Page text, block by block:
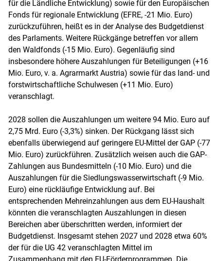
Skip to main content
für die Ländliche Entwicklung) sowie für den Europäischen
Fonds für regionale Entwicklung (EFRE, -21 Mio. Euro)
zurückzuführen, heißt es in der Analyse des Budgetdienst
des Parlaments. Weitere Rückgänge betreffen vor allem
den Waldfonds (-15 Mio. Euro). Gegenläufig sind
insbesondere höhere Auszahlungen für Beteiligungen (+16
Mio. Euro, v. a. Agrarmarkt Austria) sowie für das land- und
forstwirtschaftliche Schulwesen (+11 Mio. Euro)
veranschlagt.
2028 sollen die Auszahlungen um weitere 94 Mio. Euro auf
2,75 Mrd. Euro (-3,3%) sinken. Der Rückgang lässt sich
ebenfalls überwiegend auf geringere EU-Mittel der GAP (-77
Mio. Euro) zurückführen. Zusätzlich weisen auch die GAP-
Zahlungen aus Bundesmitteln (-10 Mio. Euro) und die
Auszahlungen für die Siedlungswasserwirtschaft (-9 Mio.
Euro) eine rückläufige Entwicklung auf. Bei
entsprechenden Mehreinzahlungen aus dem EU-Haushalt
könnten die veranschlagten Auszahlungen in diesen
Bereichen aber überschritten werden, informiert der
Budgetdienst. Insgesamt stehen 2027 und 2028 etwa 60%
der für die UG 42 veranschlagten Mittel im
Zusammenhang mit den EU-Förderprogrammen. Die